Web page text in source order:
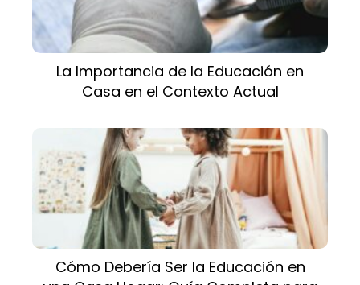
La Importancia de la Educación en
Casa en el Contexto Actual
Cómo Debería Ser la Educación en